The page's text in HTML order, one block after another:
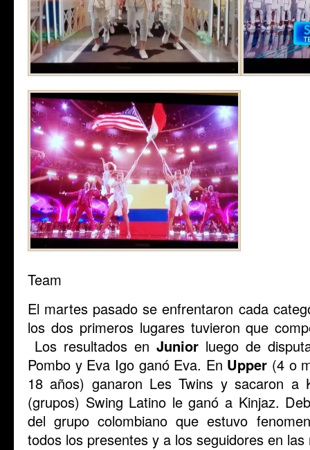
Team
El martes pasado se enfrentaron cada
los dos primeros lugares tuvieron que
Los resultados en Junior luego de
Pombo y Eva Igo ganó Eva. En Upper (4 o
18 años) ganaron Les Twins y sacaron
(grupos) Swing Latino le ganó a Kinjaz.
del grupo colombiano que estuvo
todos los presentes y a los seguidores en